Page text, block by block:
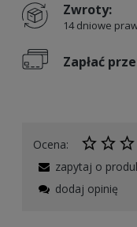
Zwroty:
14 dniowe
Zapłać
Ocena:
zapytaj o
dodaj opinię